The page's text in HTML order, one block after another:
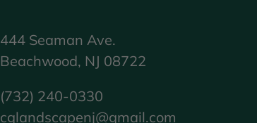
444 Seaman Ave.
Beachwood, NJ 08722
(732) 240-0330
cglandscapenj@gmail.com